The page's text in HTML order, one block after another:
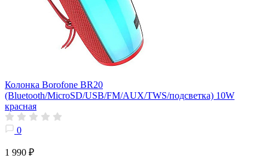
Колонка Borofone BR20
(Bluetooth/MicroSD/USB/FM/AUX/TWS/подсветка) 10W
красная
0
1 990 ₽